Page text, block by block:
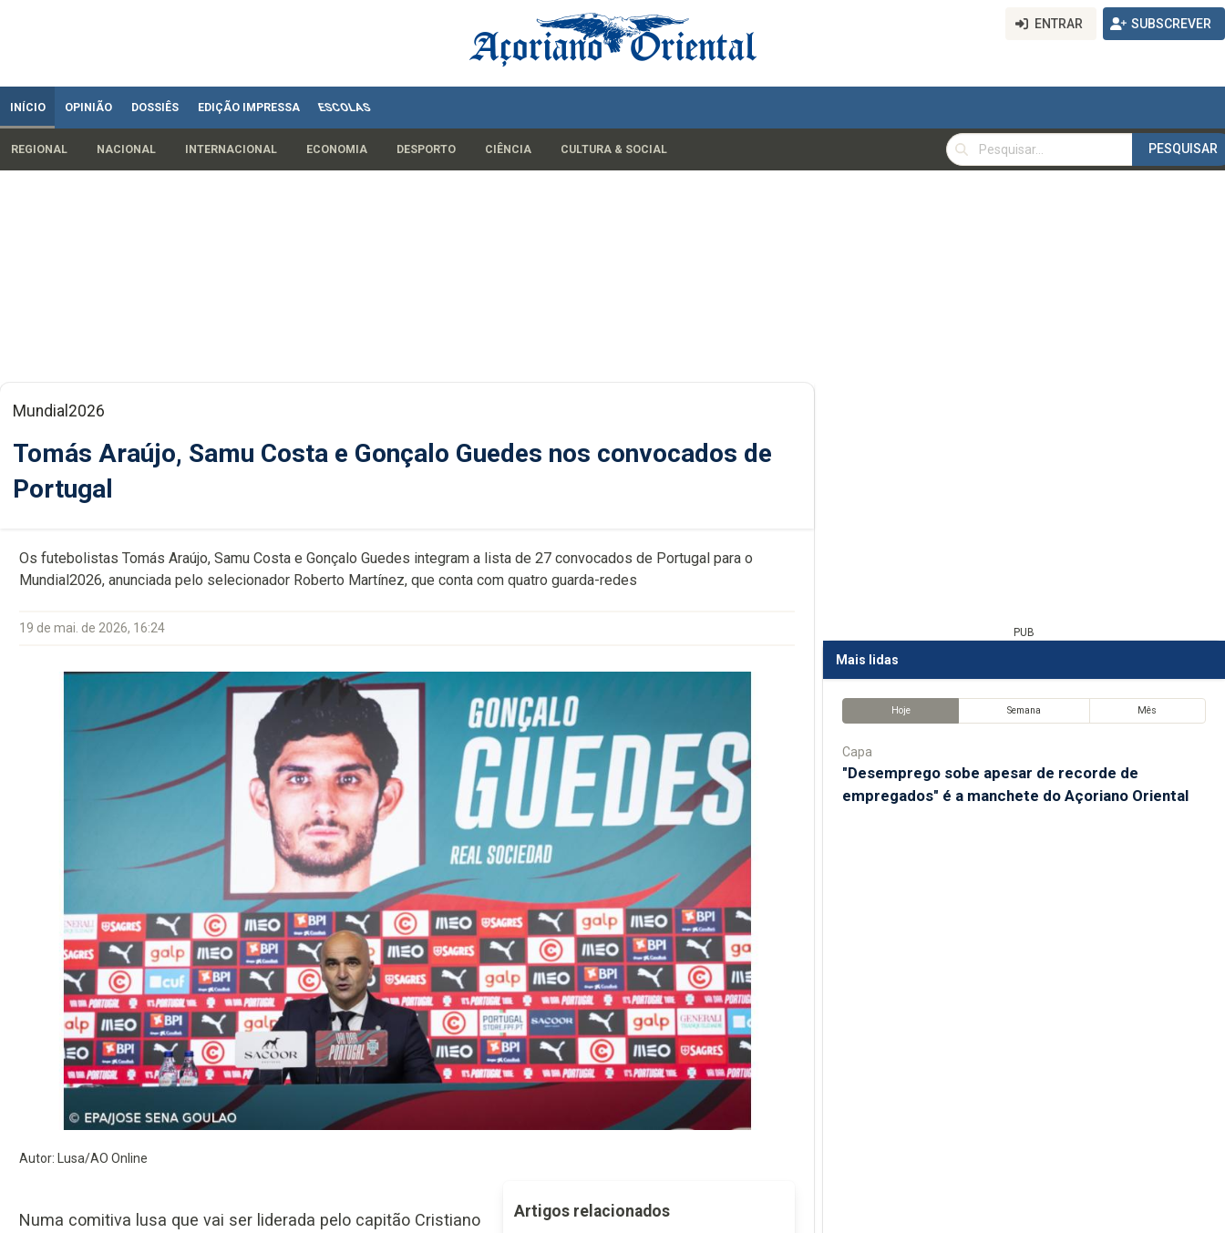
ENTRAR SUBSCREVER
INÍCIO OPINIÃO DOSSIÊS EDIÇÃO IMPRESSA ESCOLAS
REGIONAL NACIONAL INTERNACIONAL ECONOMIA DESPORTO CIÊNCIA CULTURA & SOCIAL
PESQUISAR
PESQUISAR
Mundial2026
Tomás Araújo, Samu Costa e Gonçalo Guedes nos convocados de
Portugal
Os futebolistas Tomás Araújo, Samu Costa e Gonçalo Guedes integram a lista de 27 convocados de Portugal para o
Mundial2026, anunciada pelo selecionador Roberto Martínez, que conta com quatro guarda-redes
19 de mai. de 2026, 16:24
Autor: Lusa/AO Online
Artigos relacionados
Numa comitiva lusa que vai ser liderada pelo capitão Cristiano
PUB
Mais lidas
Hoje Semana Mês
Capa
"Desemprego sobe apesar de recorde de
empregados" é a manchete do Açoriano Oriental